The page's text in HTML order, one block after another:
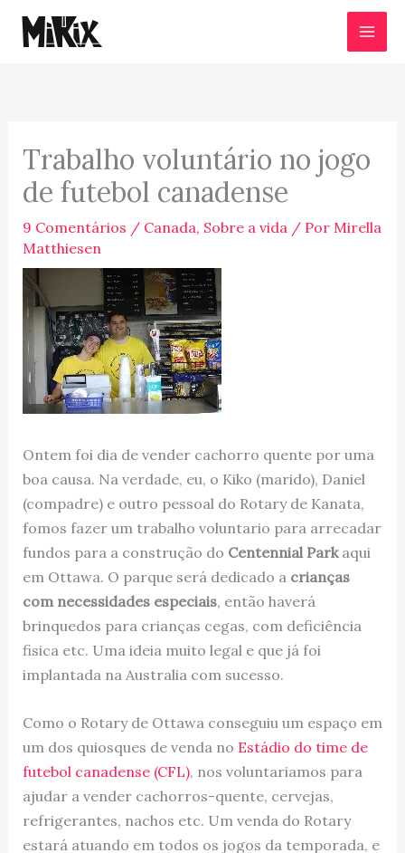
para
Trabalho voluntário no jogo
de futebol canadense
9 Comentários / Canada, Sobre a vida/ Por Mirella
Matthiesen
Ontem foi dia de vender cachorro quente por uma
boa causa. Na verdade, eu, o Kiko (marido), Daniel
(compadre) e outro pessoal do Rotary de Kanata,
fomos fazer um trabalho voluntario para arrecadar
fundos para a construção do Centennial Park aqui
em Ottawa. O parque será dedicado a crianças
com necessidades especiais, então haverá
brinquedos para crianças cegas, com deficiência
fisica etc. Uma ideia muito legal e que já foi
implantada na Australia com sucesso.
Como o Rotary de Ottawa conseguiu um espaço em
um dos quiosques de venda no Estádio do time de
futebol canadense (CFL), nos voluntariamos para
ajudar a vender cachorros-quente, cervejas,
refrigerantes, nachos etc. Um venda do Rotary
estará atuando em todos os jogos da temporada, e